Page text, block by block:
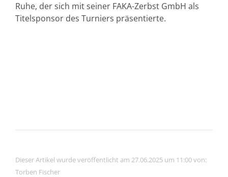
Ruhe, der sich mit seiner FAKA-Zerbst GmbH als
Titelsponsor des Turniers präsentierte.
Dieser Artikel wurde veröffentlicht am 27.06.2025 um 11:00 von:
Torben Fischer